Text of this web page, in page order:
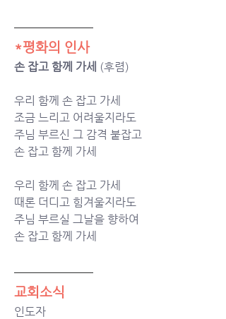
*평화의 인사
손 잡고 함께 가세 (후렴)
우리 함께 손 잡고 가세
조금 느리고 어려울지라도
주님 부르신 그 감격 붙잡고
손 잡고 함께 가세
우리 함께 손 잡고 가세
때론 더디고 힘겨울지라도
주님 부르실 그날을 향하여
손 잡고 함께 가세
교회소식
인도자